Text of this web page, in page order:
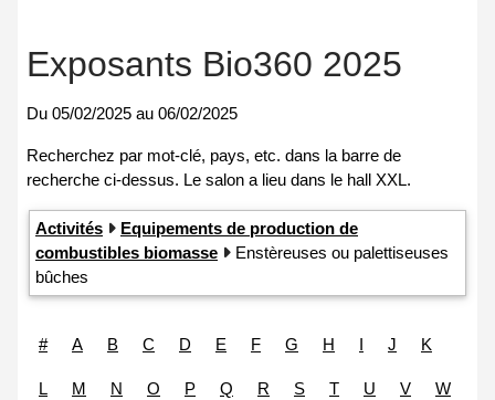
Exposants Bio360 2025
Du 05/02/2025 au 06/02/2025
Activités
Equipements de production de
combustibles biomasse
Enstèreuses ou palettiseuses
bûches
# A B C D E F G H I J K
L M N O P Q R S T U V W